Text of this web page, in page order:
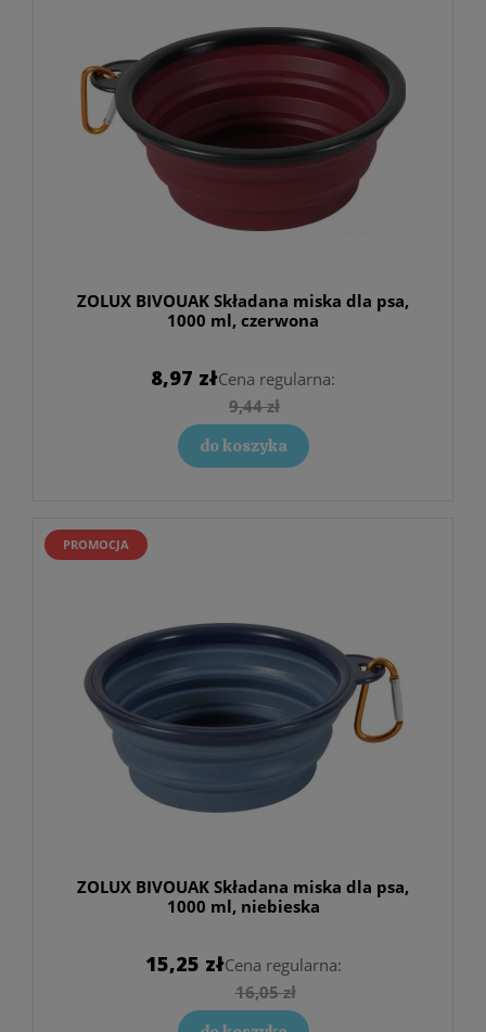
ZOLUX BIVOUAK Składana miska dla psa,
1000 ml, czerwona
8,97 złCena regularna:
9,44 zł
do koszyka
ZOLUX BIVOUAK Składana miska dla psa,
1000 ml, niebieska
15,25 złCena regularna:
16,05 zł
PROMOCJA